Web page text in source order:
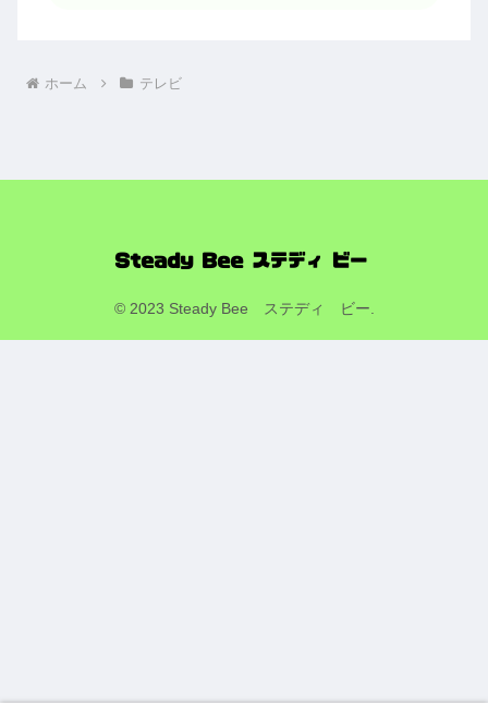
ホーム テレビ
© 2023 Steady Bee ステディ ビー.